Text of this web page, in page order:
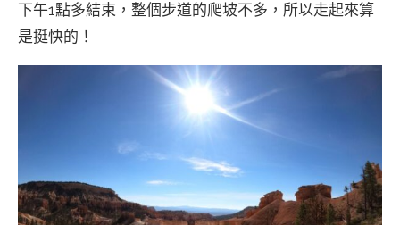
下午1點多結束，整個步道的爬坡不多，所以走起來算
是挺快的！